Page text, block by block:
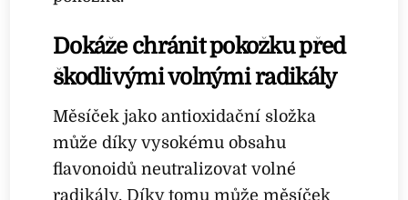
Dokáže chránit pokožku před
škodlivými volnými radikály
Měsíček jako antioxidační složka
může díky vysokému obsahu
flavonoidů neutralizovat volné
radikály. Díky tomu může měsíček